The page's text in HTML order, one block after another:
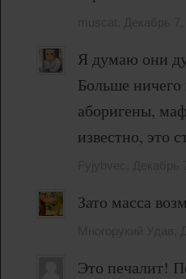
Я думаю они
Больше
аборигены,
известно, это
Зато масса
Это печалит!